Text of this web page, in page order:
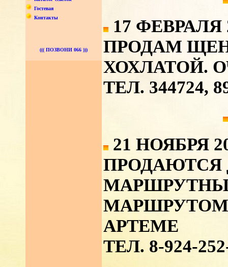
Гостевая
Контакты
((( ПОЗВОНИ 066 )))
17 ФЕВРАЛЯ
ПРОДАМ
ХОХЛАТОЙ.
ТЕЛ. 344724,
21 НОЯБРЯ
ПРОДАЮТСЯ
МАРШРУТОМ
АРТЕМЕ
ТЕЛ. 8-924-